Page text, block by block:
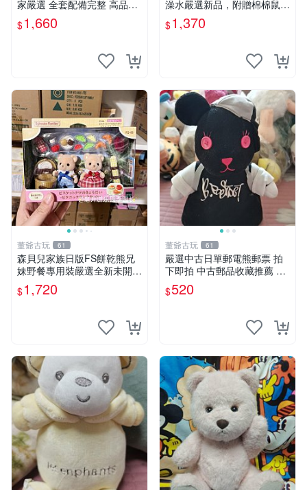
家嚴選 全套配備完整 高品質
收藏好物 紋章 玩具熊 定制熊
$1,660
澡水嚴選新品，附贈棉棉鼠媽
媽與嬰兒及配件。-paper盒
裝，輕便設計方便攜帶。 棉
$1,370
董爺古玩 61
森貝兒家族日版FS餅乾熊兄
妹野餐專用裝嚴選全新未開
封，包含兩組大童款紙盒裝，
適合收藏與分享。 餅乾熊兄
$1,720
董爺古玩 61
嚴選中古日單郵電熊郵票 拍
下即拍 中古郵品收藏推薦 郵
票 郵電熊 日本
$520